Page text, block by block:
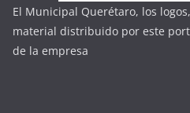
El Municipal Querétaro, los
material distribuido por este
de la empresa